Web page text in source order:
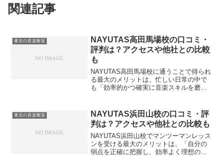
関連記事
東京の音楽教室
NAYUTAS高田馬場校の口コミ・
評判は？アクセスや他社との比較
も
NAYUTAS高田馬場校に通うことで得られ
る最大のメリットは、忙しい日常の中で
も「効率的かつ確実に音楽スキルを磨け
は気づけなかった癖や課題が明確にな
り、上達への階段をス...
東京の音楽教室
NAYUTAS浜田山校の口コミ・評
判は？アクセスや他社との比較も
NAYUTAS浜田山校でマンツーマンレッス
ンを受ける最大のメリットは、「自分の
弱点を正確に把握し、効率よく理想の歌